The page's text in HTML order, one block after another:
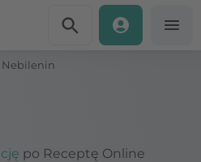
Nebilenin
po Receptę Online